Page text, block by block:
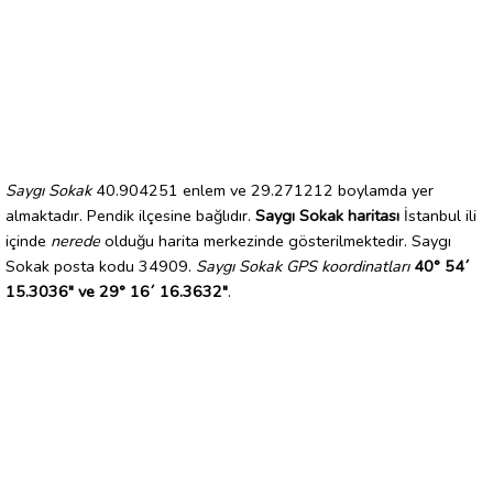
Saygı Sokak40.904251 enlem ve 29.271212 boylamda yer
almaktadır. Pendik ilçesine bağlıdır. Saygı Sokak haritası İstanbul ili
içinde nerede olduğu harita merkezinde gösterilmektedir. Saygı
Sokak posta kodu 34909. Saygı Sokak GPS koordinatları 40° 54´
15.3036" ve 29° 16´ 16.3632".